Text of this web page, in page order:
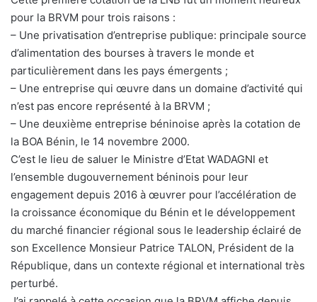
pour la BRVM pour trois raisons :
– Une privatisation d’entreprise publique: principale source
d’alimentation des bourses à travers le monde et
particulièrement dans les pays émergents ;
– Une entreprise qui œuvre dans un domaine d’activité qui
n’est pas encore représenté à la BRVM ;
– Une deuxième entreprise béninoise après la cotation de
la BOA Bénin, le 14 novembre 2000.
C’est le lieu de saluer le Ministre d’Etat WADAGNI et
l’ensemble dugouvernement béninois pour leur
engagement depuis 2016 à œuvrer pour l’accélération de
la croissance économique du Bénin et le développement
du marché financier régional sous le leadership éclairé de
son Excellence Monsieur Patrice TALON, Président de la
République, dans un contexte régional et international très
perturbé.